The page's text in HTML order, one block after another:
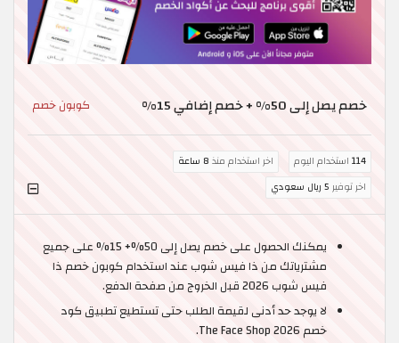
خصم يصل إلى 50% + خصم إضافي 15% كوبون خصم
114 استخدام اليوم اخر استخدام منذ 8 ساعة
اخر توفير 5 ريال سعودي
يمكنك الحصول على خصم يصل إلى 50%+ 15% على جميع
مشترياتك من ذا فيس شوب عند استخدام كوبون خصم ذا
فيس شوب 2026 قبل الخروج من صفحة الدفع.
لا يوجد حد أدنى لقيمة الطلب حتى تستطيع تطبيق كود
خصم The Face Shop 2026.